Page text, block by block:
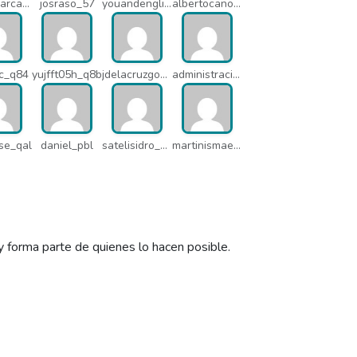
pedromarcabe_q5o josraso_57 youandenglish_q64 albertocano_q5l
yujfft05h_q8b jdelacruzgonzalez2015_q8e administracion_pua
daniel_pbl satelisidro_pt5 martinismaelima_qbd
parte de quienes lo hacen posible.